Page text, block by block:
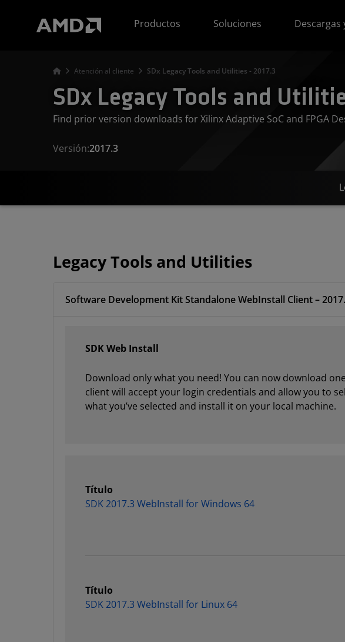
Productos
Soluciones Descargas
Atención al cliente SDx Legacy Tools and Utilities - 2017.3
SDx Legacy Tools and
Find prior version downloads for Xilinx Adaptive SoC and FPGA
Versión:2017.3
Legacy Tools and Utilities
Software Development
SDK Web Install
Download only what you need! You can now download
client will accept your login credentials and allow you to
what you’ve selected and install it on your local machine.
Título
SDK 2017.3 WebInstall for Windows 64
Título
SDK 2017.3 WebInstall for Linux 64